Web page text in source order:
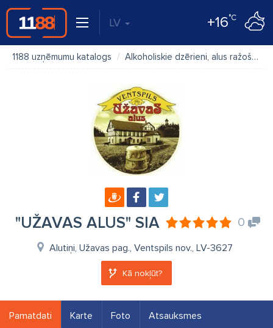
LV +16°C
1188 uzņēmumu katalogs Alkoholiskie dzērieni, alus ražošana
"UŽAVAS ALUS" SIA 0
Alutiņi, Užavas pag., Ventspils nov., LV-3627
Kā nokļūt?
Pamatdati Karte Foto Atsauksmes